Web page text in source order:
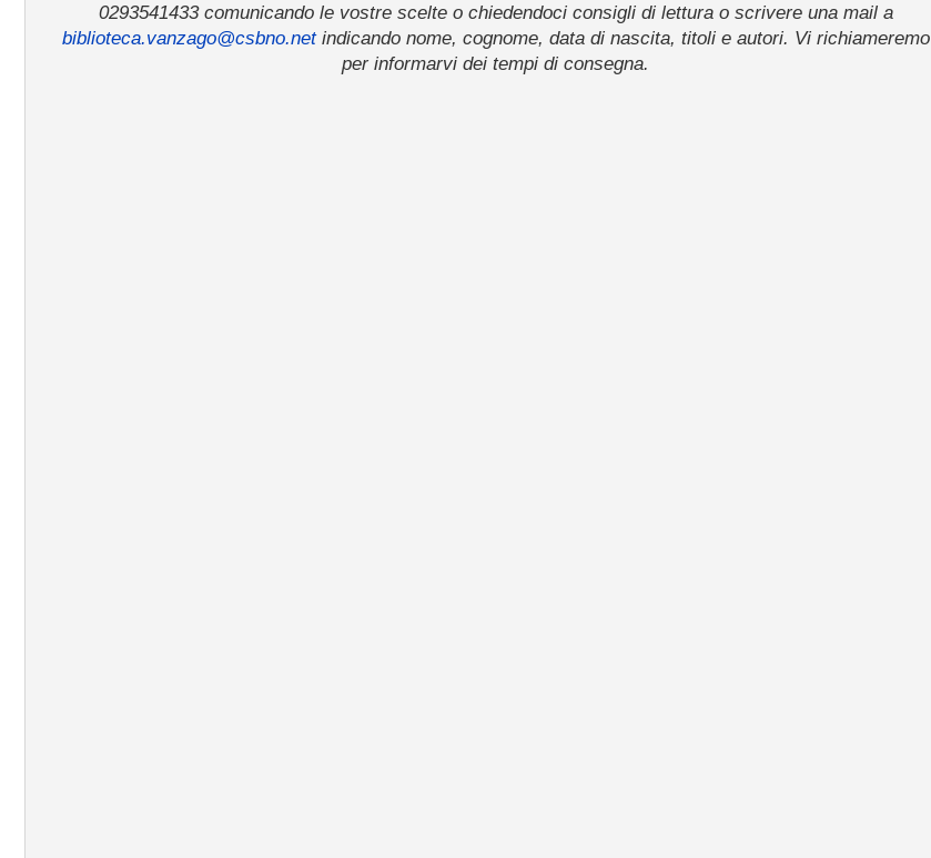
0293541433 comunicando le vostre scelte o chiedendoci consigli di lettura o scrivere una mail a
biblioteca.vanzago@csbno.netindicando nome, cognome, data di nascita, titoli e autori. Vi richiameremo
per informarvi dei tempi di consegna.